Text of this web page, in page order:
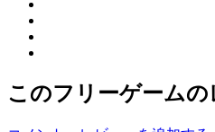
このフリーゲームの